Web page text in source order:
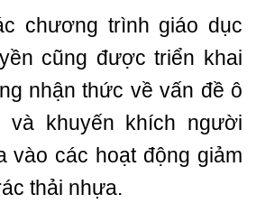
chương trình giáo dục
cũng được triển khai
nhận thức về vấn đề ô
và khuyến khích người
vào các hoạt động giảm
thải nhựa.